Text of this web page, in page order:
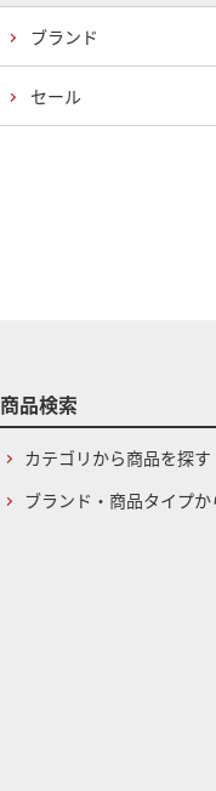
ブランド
セール
商品検索
カテゴリから商品を探す
ブランド・商品タイプか